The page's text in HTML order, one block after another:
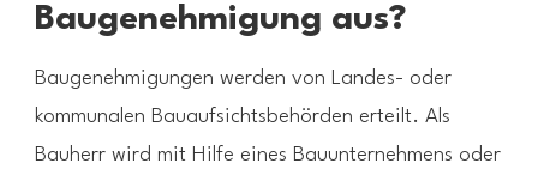
Baugenehmigung aus?
Baugenehmigungen werden von Landes- oder
kommunalen Bauaufsichtsbehörden erteilt. Als
Bauherr wird mit Hilfe eines Bauunternehmens oder